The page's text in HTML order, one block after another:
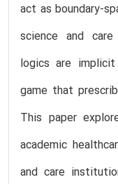
act as boundary-
science and
logics are
game that
This paper
academic
and care